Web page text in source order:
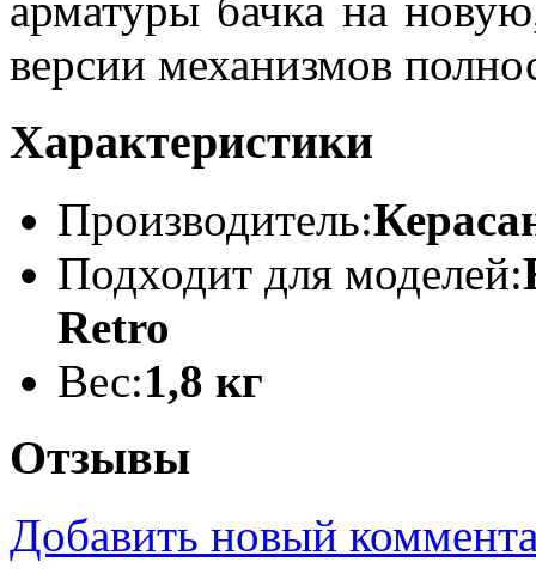
арматуры бачка на
версии механизмов
Характеристики
Производитель:
Подходит для моделей:
Retro
Вес:1,8 кг
Отзывы
Добавить новый